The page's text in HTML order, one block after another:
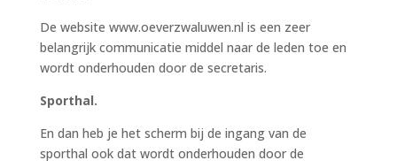
De website www.oeverzwaluwen.nl is een zeer
belangrijk communicatie middel naar de leden toe en
wordt onderhouden door de secretaris.
Sporthal.
En dan heb je het scherm bij de ingang van de
sporthal ook dat wordt onderhouden door de